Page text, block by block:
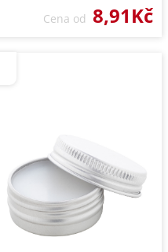
Cena od 8,91Kč